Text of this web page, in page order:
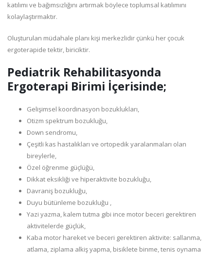
katılımı ve bağımsızlığını artırmak böylece toplumsal katılımını
kolaylaştırmaktır.
Oluşturulan müdahale planı kişi merkezlidir çünkü her çocuk
ergoterapide tektir, biriciktir.
Pediatrik Rehabilitasyonda
Ergoterapi Birimi İçerisinde;
Gelişimsel koordinasyon bozuklukları,
Otizm spektrum bozukluğu,
Down sendromu,
Çeşitli kas hastalıkları ve ortopedik yaralanmaları olan
bireylerle,
Özel öğrenme güçlüğü,
Dikkat eksikliği ve hiperaktivite bozukluğu,
Davraniş bozukluğu,
Duyu bütünleme bozukluğu ,
Yazi yazma, kalem tutma gibi ince motor beceri gerektiren
aktivitelerde güçlük,
Kaba motor hareket ve beceri gerektiren aktivite: sallanma,
atlama, ziplama alkiş yapma, bisiklete binme, tenis oynama